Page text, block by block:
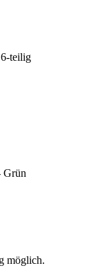
teilig
Grün
möglich.